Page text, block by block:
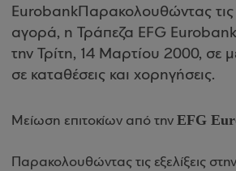
EurobankΠαρακολουθώντας τις
αγορά, η Τράπεζα EFG
την Τρίτη, 14 Μαρτίου 2000, σε
σε καταθέσεις και χορηγήσεις.
Μείωση επιτοκίων από την EFG
Παρακολουθώντας τις εξελίξεις